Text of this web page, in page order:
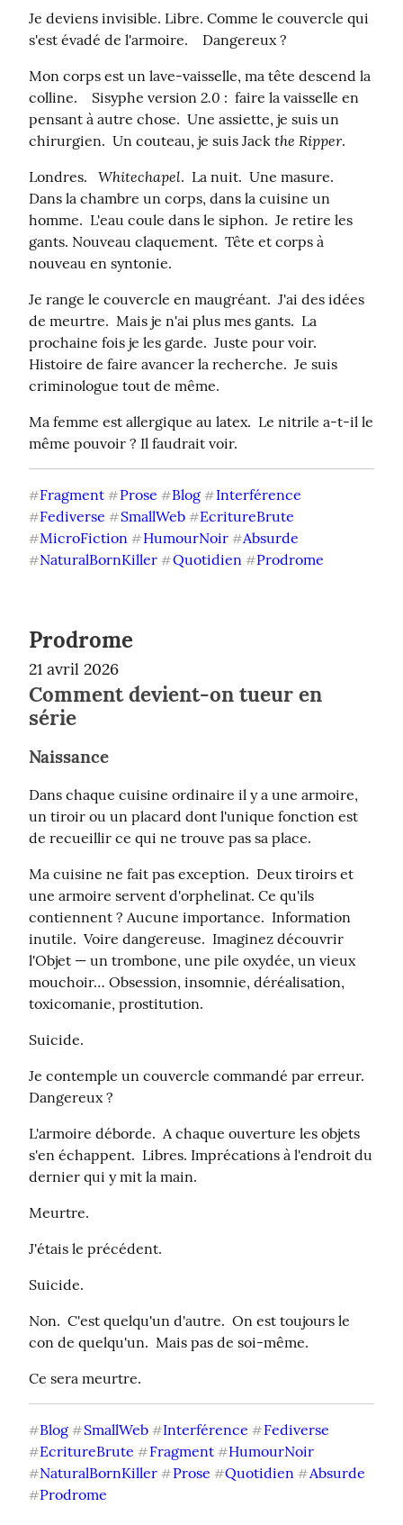
Je deviens invisible. Libre. Comme le couvercle qui
s'est évadé de l'armoire.    Dangereux ?
Mon corps est un lave-vaisselle, ma tête descend la
colline.    Sisyphe version 2.0 :  faire la vaisselle en
pensant à autre chose.  Une assiette, je suis un
chirurgien.  Un couteau, je suis Jack the Ripper.
Londres. Whitechapel.  La nuit.  Une masure.
Dans la chambre un corps, dans la cuisine un
homme.  L'eau coule dans le siphon.  Je retire les
gants. Nouveau claquement.  Tête et corps à
nouveau en syntonie.
Je range le couvercle en maugréant.  J'ai des idées
de meurtre.  Mais je n'ai plus mes gants.  La
prochaine fois je les garde.  Juste pour voir.
Histoire de faire avancer la recherche.  Je suis
criminologue tout de même.
Ma femme est allergique au latex.  Le nitrile a-t-il le
même pouvoir ? Il faudrait voir.
#Fragment #Prose #Blog #Interférence
#Fediverse #SmallWeb #EcritureBrute
#MicroFiction #HumourNoir #Absurde
#NaturalBornKiller #Quotidien #Prodrome
Prodrome
21 avril 2026
Comment devient-on tueur en
série
Naissance
Dans chaque cuisine ordinaire il y a une armoire,
un tiroir ou un placard dont l'unique fonction est
de recueillir ce qui ne trouve pas sa place.
Ma cuisine ne fait pas exception.  Deux tiroirs et
une armoire servent d'orphelinat. Ce qu'ils
contiennent ? Aucune importance.  Information
inutile.  Voire dangereuse.  Imaginez découvrir
l'Objet — un trombone, une pile oxydée, un vieux
mouchoir… Obsession, insomnie, déréalisation,
toxicomanie, prostitution.
Suicide.
Je contemple un couvercle commandé par erreur.
Dangereux ?
L'armoire déborde.  A chaque ouverture les objets
s'en échappent.  Libres. Imprécations à l'endroit du
dernier qui y mit la main.
Meurtre.
J'étais le précédent.
Suicide.
Non.  C'est quelqu'un d'autre.  On est toujours le
con de quelqu'un.  Mais pas de soi-même.
Ce sera meurtre.
#Blog #SmallWeb #Interférence #Fediverse
#EcritureBrute #Fragment #HumourNoir
#NaturalBornKiller #Prose #Quotidien #Absurde
#Prodrome